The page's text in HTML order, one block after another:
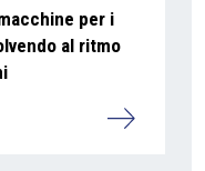
per i
al ritmo